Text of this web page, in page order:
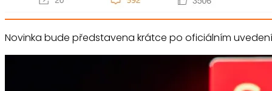
Novinka bude představena krátce po oficiálním uvedení